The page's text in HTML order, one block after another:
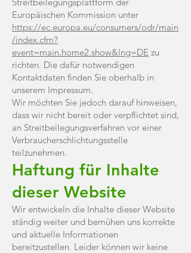
Europäischen Kommission unter
https://ec.europa.eu/consumers/odr/main
/index.cfm?
event=main.home2.show&lng=DE zu
richten. Die dafür notwendigen
Kontaktdaten finden Sie oberhalb in
unserem Impressum.
Wir möchten Sie jedoch darauf hinweisen,
dass wir nicht bereit oder verpflichtet sind,
an Streitbeilegungsverfahren vor einer
Verbraucherschlichtungsstelle
teilzunehmen.
Haftung für Inhalte
dieser Website
Wir entwickeln die Inhalte dieser Website
ständig weiter und bemühen uns korrekte
und aktuelle Informationen
bereitzustellen. Leider können wir keine